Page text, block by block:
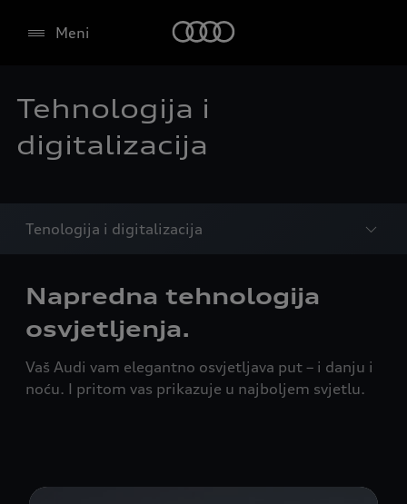
Meni
Tehnologija i
digitalizacija
Tenologija i digitalizacija
Napredna tehnologija
osvjetljenja.
Vaš Audi vam elegantno osvjetljava put – i danju i
noću. I pritom vas prikazuje u najboljem svjetlu.